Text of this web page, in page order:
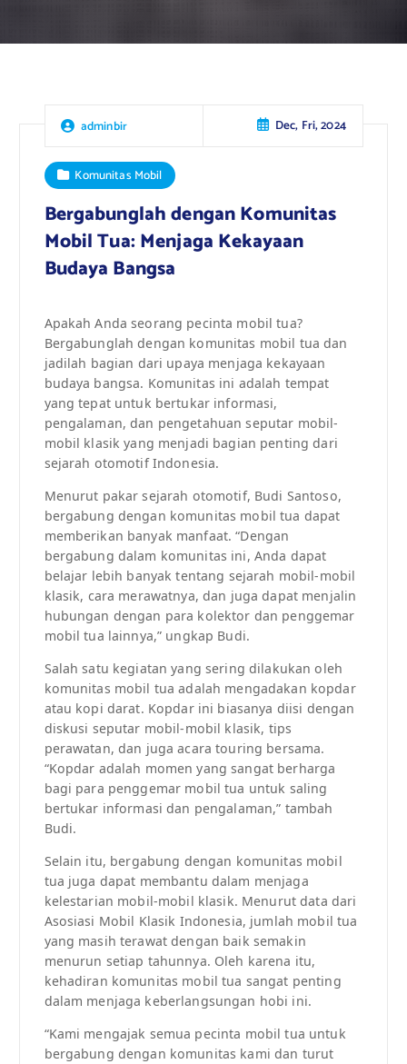
adminbir Dec, Fri, 2024
Komunitas Mobil
Bergabunglah dengan Komunitas
Mobil Tua: Menjaga Kekayaan
Budaya Bangsa
Apakah Anda seorang pecinta mobil tua?
Bergabunglah dengan komunitas mobil tua dan
jadilah bagian dari upaya menjaga kekayaan
budaya bangsa. Komunitas ini adalah tempat
yang tepat untuk bertukar informasi,
pengalaman, dan pengetahuan seputar mobil-
mobil klasik yang menjadi bagian penting dari
sejarah otomotif Indonesia.
Menurut pakar sejarah otomotif, Budi Santoso,
bergabung dengan komunitas mobil tua dapat
memberikan banyak manfaat. “Dengan
bergabung dalam komunitas ini, Anda dapat
belajar lebih banyak tentang sejarah mobil-mobil
klasik, cara merawatnya, dan juga dapat menjalin
hubungan dengan para kolektor dan penggemar
mobil tua lainnya,” ungkap Budi.
Salah satu kegiatan yang sering dilakukan oleh
komunitas mobil tua adalah mengadakan kopdar
atau kopi darat. Kopdar ini biasanya diisi dengan
diskusi seputar mobil-mobil klasik, tips
perawatan, dan juga acara touring bersama.
“Kopdar adalah momen yang sangat berharga
bagi para penggemar mobil tua untuk saling
bertukar informasi dan pengalaman,” tambah
Budi.
Selain itu, bergabung dengan komunitas mobil
tua juga dapat membantu dalam menjaga
kelestarian mobil-mobil klasik. Menurut data dari
Asosiasi Mobil Klasik Indonesia, jumlah mobil tua
yang masih terawat dengan baik semakin
menurun setiap tahunnya. Oleh karena itu,
kehadiran komunitas mobil tua sangat penting
dalam menjaga keberlangsungan hobi ini.
“Kami mengajak semua pecinta mobil tua untuk
bergabung dengan komunitas kami dan turut